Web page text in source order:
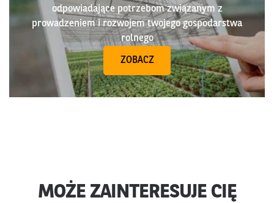
odpowiadające potrzebom związanym z
prowadzeniem i rozwojem twojego gospodarstwa
rolnego
ZOBACZ
MOŻE ZAINTERESUJE CIĘ